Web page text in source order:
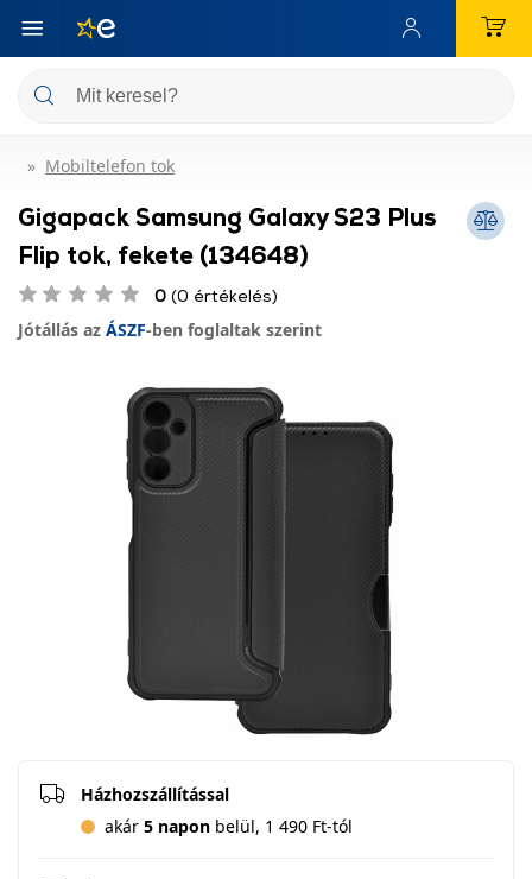
Mobiltelefon tok
Gigapack Samsung Galaxy S23 Plus
Flip tok, fekete (134648)
0 (0 értékelés)
Jótállás az ÁSZF-ben foglaltak szerint
Házhozszállítással
akár 5 napon belül, 1 490 Ft-tól